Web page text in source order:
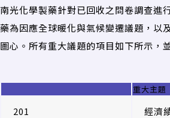
南光化學製藥針對已回收之問卷調查進
藥為因應全球暖化與氣候變遷議題，以
圖心。所有重大議題的項目如下所示，
重大主題
201 經濟